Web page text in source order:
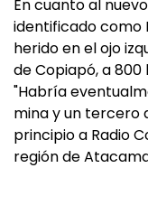
En cuanto al
identificado como
herido en el ojo
de Copiapó, a
"Habría
mina y un tercero
principio a Radio
región de